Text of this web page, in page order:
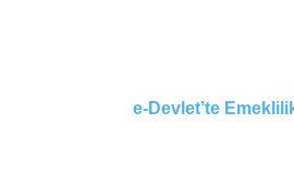
e-Devlet’te